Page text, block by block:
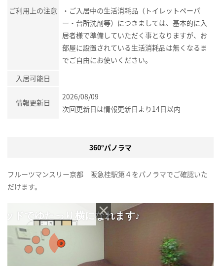
ご利用上の注意
・ご入居中の生活消耗品（トイレットペーパ
ー・台所洗剤等）につきましては、基本的に入
居者様で準備していただく事となりますが、お
部屋に設置されている生活消耗品は無くなるま
でご自由にお使いください。
入居可能日
情報更新日
2026/08/09
次回更新日は情報更新日より14日以内
360°パノラマ
フルーツマンスリー京都 阪急桂駅第４をパノラマでご確認いた
だけます。